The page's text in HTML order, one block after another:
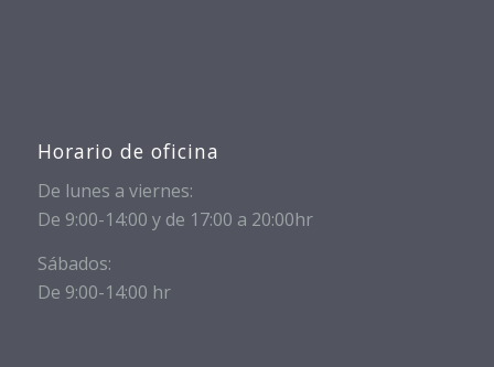
Horario de oficina
De lunes a viernes:
De 9:00-14:00 y de 17:00 a 20:00hr
Sábados:
De 9:00-14:00 hr